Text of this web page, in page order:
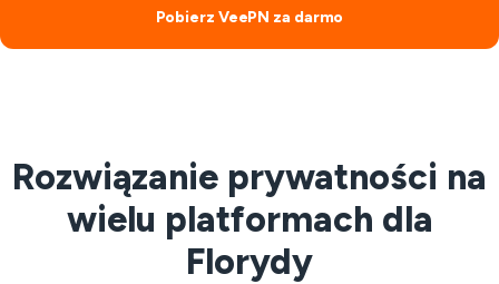
Pobierz VeePN za darmo
Rozwiązanie prywatności na
wielu platformach dla
Florydy